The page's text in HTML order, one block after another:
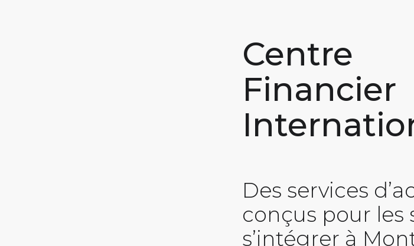
Centre
Financier
Des services
conçus pour les
s’intégrer à